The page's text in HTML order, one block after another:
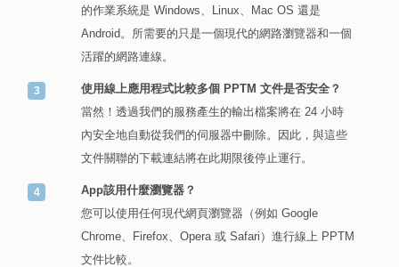
的作業系統是 Windows、Linux、Mac OS 還是
Android。所需要的只是一個現代的網路瀏覽器和一個
活躍的網路連線。
使用線上應用程式比較多個 PPTM 文件是否安全？
當然！透過我們的服務產生的輸出檔案將在 24 小時
內安全地自動從我們的伺服器中刪除。因此，與這些
文件關聯的下載連結將在此期限後停止運行。
App該用什麼瀏覽器？
您可以使用任何現代網頁瀏覽器（例如 Google
Chrome、Firefox、Opera 或 Safari）進行線上 PPTM
文件比較。